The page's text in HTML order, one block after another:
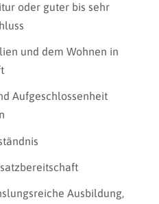
oder guter bis sehr
und dem Wohnen in
Aufgeschlossenheit
Ausbildung,